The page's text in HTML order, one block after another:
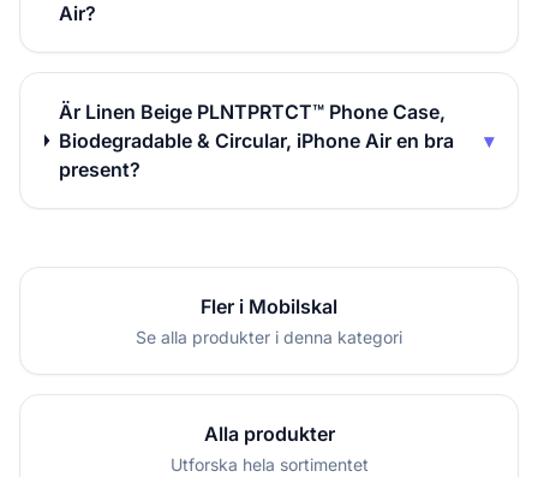
Air?
Är Linen Beige PLNTPRTCT™ Phone Case,
Biodegradable & Circular, iPhone Air en bra
present?
▾
Fler i Mobilskal
Se alla produkter i denna kategori
Alla produkter
Utforska hela sortimentet